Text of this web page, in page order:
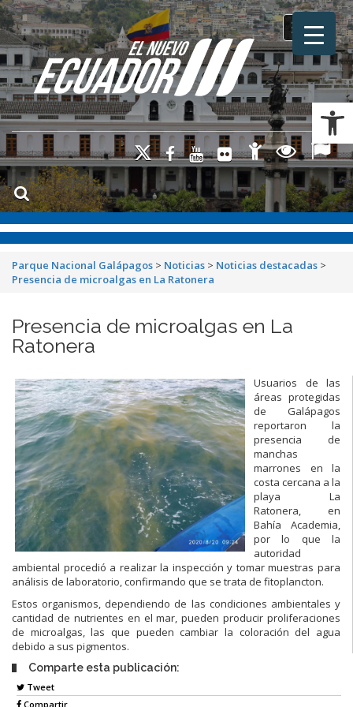
Toggle
Parque Nacional Galápagos > Noticias > Noticias destacadas >
Presencia de microalgas en La Ratonera
Presencia de microalgas en La
Ratonera
Usuarios de las
áreas protegidas
de Galápagos
reportaron la
presencia de
manchas
marrones en la
costa cercana a la
playa La
Ratonera, en
Bahía Academia,
por lo que la
autoridad
ambiental procedió a realizar la inspección y tomar muestras para
análisis de laboratorio, confirmando que se trata de fitoplancton.
Estos organismos, dependiendo de las condiciones ambientales y
cantidad de nutrientes en el mar, pueden producir proliferaciones
de microalgas, las que pueden cambiar la coloración del agua
debido a sus pigmentos.
Comparte esta publicación:
Tweet
Compartir